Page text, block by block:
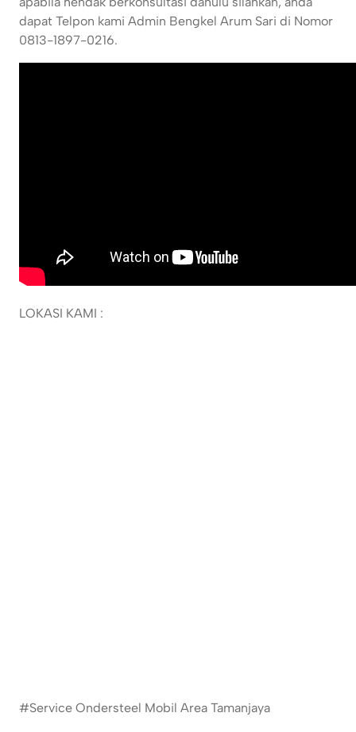
dapat Telpon kami Admin Bengkel Arum Sari di Nomor
0813-1897-0216.
LOKASI KAMI :
#Service Ondersteel Mobil Area Tamanjaya